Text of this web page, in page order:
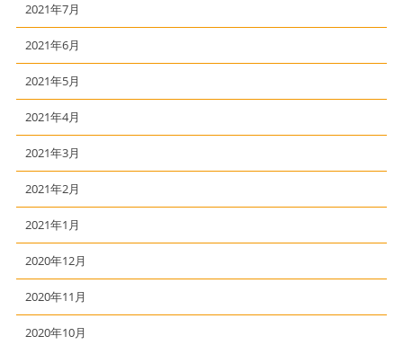
2021年7月
2021年6月
2021年5月
2021年4月
2021年3月
2021年2月
2021年1月
2020年12月
2020年11月
2020年10月